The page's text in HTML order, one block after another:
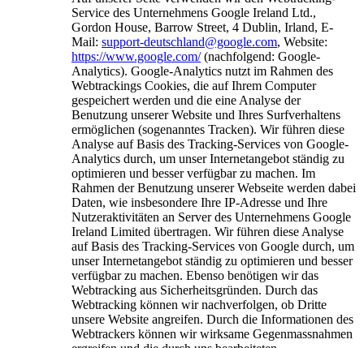
Service des Unternehmens Google Ireland Ltd.,
Gordon House, Barrow Street, 4 Dublin, Irland, E-
Mail: support-deutschland@google.com, Website:
https://www.google.com/(nachfolgend: Google-
Analytics). Google-Analytics nutzt im Rahmen des
Webtrackings Cookies, die auf Ihrem Computer
gespeichert werden und die eine Analyse der
Benutzung unserer Website und Ihres Surfverhaltens
ermöglichen (sogenanntes Tracken). Wir führen diese
Analyse auf Basis des Tracking-Services von Google-
Analytics durch, um unser Internetangebot ständig zu
optimieren und besser verfügbar zu machen. Im
Rahmen der Benutzung unserer Webseite werden dabei
Daten, wie insbesondere Ihre IP-Adresse und Ihre
Nutzeraktivitäten an Server des Unternehmens Google
Ireland Limited übertragen. Wir führen diese Analyse
auf Basis des Tracking-Services von Google durch, um
unser Internetangebot ständig zu optimieren und besser
verfügbar zu machen. Ebenso benötigen wir das
Webtracking aus Sicherheitsgründen. Durch das
Webtracking können wir nachverfolgen, ob Dritte
unsere Website angreifen. Durch die Informationen des
Webtrackers können wir wirksame Gegenmassnahmen